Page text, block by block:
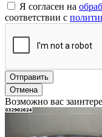
Я согласен на
соответствии с
Отправить
Отмена
Возможно вас